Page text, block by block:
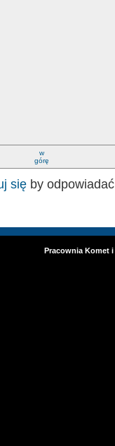
w
górę
się by odpowiadać
Pracownia Komet